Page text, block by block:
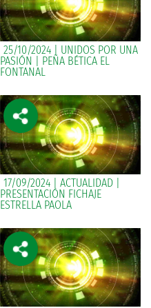
25/10/2024 | UNIDOS POR UNA
PASIÓN | PEÑA BÉTICA EL
FONTANAL
17/09/2024 | ACTUALIDAD |
PRESENTACIÓN FICHAJE
ESTRELLA PAOLA